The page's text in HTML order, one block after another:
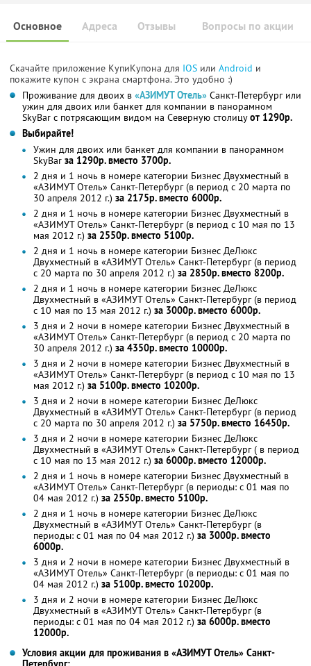
Основное Отзывы Вопросы по акции
Адреса
Скачайте приложение КупиКупона для IOS или Android и
покажите купон с экрана смартфона. Это удобно :)
Проживание для двоих в «АЗИМУТ Отель» Санкт-Петербург или
ужин для двоих или банкет для компании в панорамном
SkyBаr с потрясающим видом на Северную столицуот 1290р.
Выбирайте!
Ужин для двоих или банкет для компании в панорамном
SkyBаr за 1290р. вместо 3700р.
2 дня и 1 ночь в номере категории Бизнес Двухместный в
«АЗИМУТ Отель» Санкт-Петербург (в период с 20 марта по
30 апреля 2012 г.) за 2175р. вместо 6000р.
2 дня и 1 ночь в номере категории Бизнес Двухместный в
«АЗИМУТ Отель» Санкт-Петербург (в период с 10 мая по 13
мая 2012 г.) за 2550р. вместо 5100р.
2 дня и 1 ночь в номере категории Бизнес ДеЛюкс
Двухместный в «АЗИМУТ Отель» Санкт-Петербург (в период
с 20 марта по 30 апреля 2012 г.) за 2850р. вместо 8200р.
2 дня и 1 ночь в номере категории Бизнес ДеЛюкс
Двухместный в «АЗИМУТ Отель» Санкт-Петербург (в период
с 10 мая по 13 мая 2012 г.) за 3000р. вместо 6000р.
3 дня и 2 ночи в номере категории Бизнес Двухместный в
«АЗИМУТ Отель» Санкт-Петербург (в период с 20 марта по
30 апреля 2012 г.) за 4350р. вместо 10000р.
3 дня и 2 ночи в номере категории Бизнес Двухместный в
«АЗИМУТ Отель» Санкт-Петербург (в период с 10 мая по 13
мая 2012 г.) за 5100р. вместо 10200р.
3 дня и 2 ночи в номере категории Бизнес ДеЛюкс
Двухместный в «АЗИМУТ Отель» Санкт-Петербург (в период
с 20 марта по 30 апреля 2012 г.) за 5750р. вместо 16450р.
3 дня и 2 ночи в номере категории Бизнес ДеЛюкс
Двухместный в «АЗИМУТ Отель» Санкт-Петербург ( в период
с 10 мая по 13 мая 2012 г.) за 6000р. вместо 12000р.
2 дня и 1 ночь в номере категории Бизнес Двухместный в
«АЗИМУТ Отель» Санкт-Петербург (в периоды: с 01 мая по
04 мая 2012 г.) за 2550р. вместо 5100р.
2 дня и 1 ночь в номере категории Бизнес ДеЛюкс
Двухместный в «АЗИМУТ Отель» Санкт-Петербург (в
периоды: с 01 мая по 04 мая 2012 г.) за 3000р. вместо
6000р.
3 дня и 2 ночи в номере категории Бизнес Двухместный в
«АЗИМУТ Отель» Санкт-Петербург (в периоды: с 01 мая по
04 мая 2012 г.) за 5100р. вместо 10200р.
3 дня и 2 ночи в номере категории Бизнес ДеЛюкс
Двухместный в «АЗИМУТ Отель» Санкт-Петербург (в
периоды: с 01 мая по 04 мая 2012 г.) за 6000р. вместо
12000р.
Условия акции для проживания в «АЗИМУТ Отель» Санкт-